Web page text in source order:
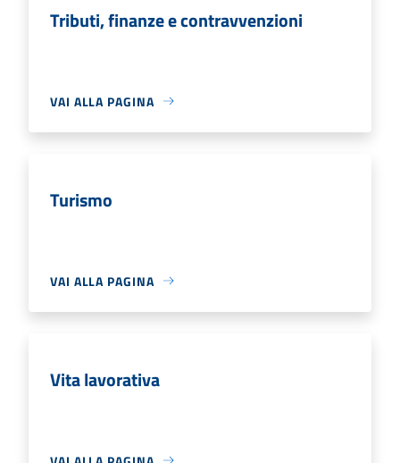
Tributi, finanze e contravvenzioni
VAI ALLA PAGINA
Turismo
VAI ALLA PAGINA
Vita lavorativa